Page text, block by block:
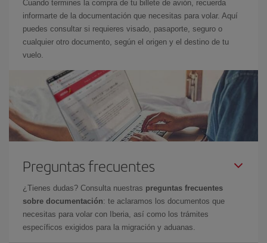
Cuando termines la compra de tu billete de avión, recuerda
informarte de la documentación que necesitas para volar. Aquí
puedes consultar si requieres visado, pasaporte, seguro o
cualquier otro documento, según el origen y el destino de tu
vuelo.
Preguntas frecuentes
¿Tienes dudas? Consulta nuestras preguntas frecuentes
sobre documentación: te aclaramos los documentos que
necesitas para volar con Iberia, así como los trámites
específicos exigidos para la migración y aduanas.